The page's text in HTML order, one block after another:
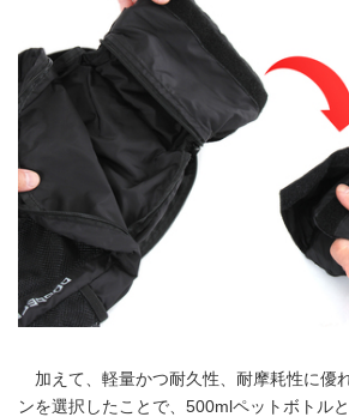
加えて、軽量かつ耐久性、耐摩耗性に優
ンを選択したことで、500mlペットボトル